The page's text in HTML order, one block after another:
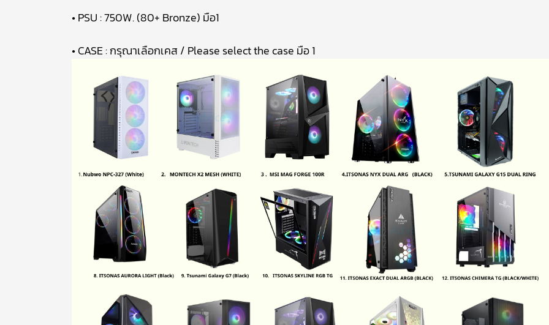
• PSU : 750W. (80+ Bronze) มือ1
• CASE : กรุณาเลือกเคส / Please select the case มือ 1